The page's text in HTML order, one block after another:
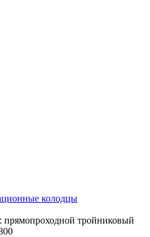
колодцы
прямопроходной тройниковый